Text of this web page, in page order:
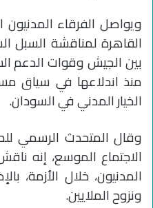
ويواصل الفرقاء المدنيون
القاهرة لمناقشة السبل
بين الجيش وقوات الدعم
منذ اندلاعها في سياق
الخيار المدني في السودان.
وقال المتحدث الرسمي
الاجتماع الموسع، إنه
المدنيون، خلال الأزمة،
ونزوح الملايين.